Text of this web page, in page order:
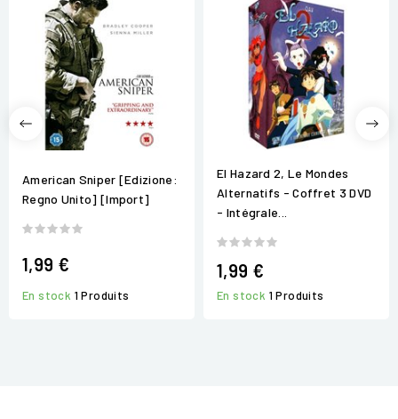
American Sniper [Edizione:
Regno Unito] [Import]
1,99 €
En stock 1 Produits
El Hazard 2, Le Mondes
Alternatifs - Coffret 3 DVD
- Intégrale...
1,99 €
En stock 1 Produits